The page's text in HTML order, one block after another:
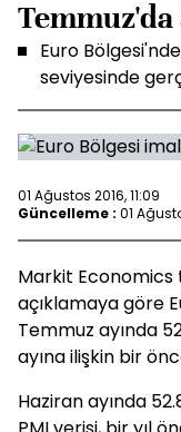
Euro
seviyesinde
01 Ağustos 2016, 11:09
Güncelleme : 01
Markit Economics
açıklamaya göre
Temmuz ayında
ayına ilişkin bir
Haziran ayında